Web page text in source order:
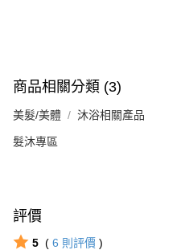
商品相關分類 (3)
美髮/美體 沐浴相關產品
髮沐專區
評價
5 ( 6 則評價 )